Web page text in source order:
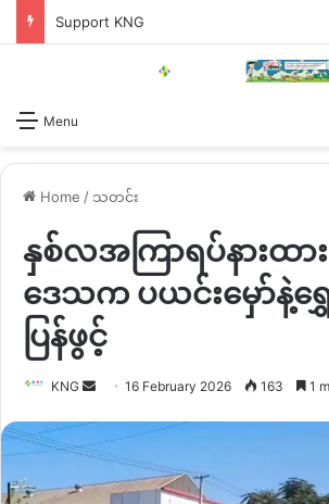
Support KNG
Menu
Home / သတင်း
နှစ်လအကြာရပ်နားထာ
ဒေသက ပယင်းမှော်နဲ့ရွှ
ပြန်ဖွင့်
KNG
Send
email
16 February 2026 163 1